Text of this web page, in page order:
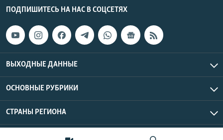
ПОДПИШИТЕСЬ НА НАС В СОЦСЕТЯХ
ВЫХОДНЫЕ ДАННЫЕ
ОСНОВНЫЕ РУБРИКИ
СТРАНЫ РЕГИОНА
Азаттык Азия © 2026 RFE/RL, Inc. | Все права защищены.